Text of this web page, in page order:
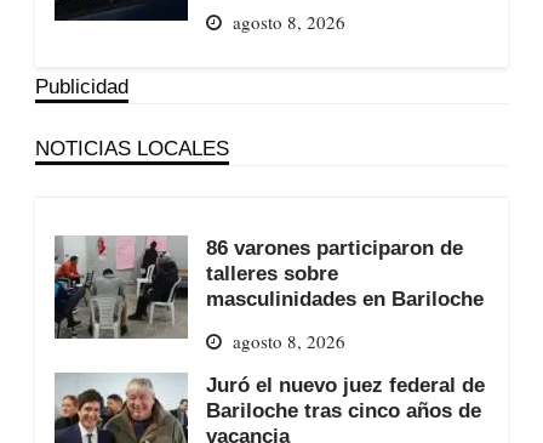
agosto 8, 2026
Publicidad
NOTICIAS LOCALES
86 varones participaron de
talleres sobre
masculinidades en Bariloche
agosto 8, 2026
Juró el nuevo juez federal de
Bariloche tras cinco años de
vacancia